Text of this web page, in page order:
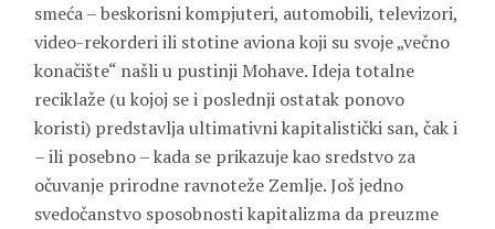
smeća – beskorisni kompjuteri, automobili, televizori,
video-rekorderi ili stotine aviona koji su svoje „večno
konačište“ našli u pustinji Mohave. Ideja totalne
reciklaže (u kojoj se i poslednji ostatak ponovo
koristi) predstavlja ultimativni kapitalistički san, čak i
– ili posebno – kada se prikazuje kao sredstvo za
očuvanje prirodne ravnoteže Zemlje. Još jedno
svedočanstvo sposobnosti kapitalizma da preuzme